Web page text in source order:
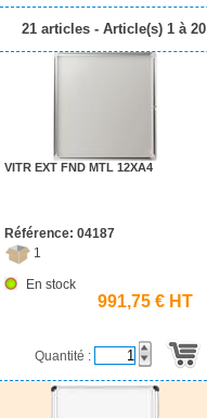
21 articles - Article(s) 1 à 20
VITR EXT FND MTL 12XA4
Référence: 04187
1
En stock
991,75 € HT
Quantité :